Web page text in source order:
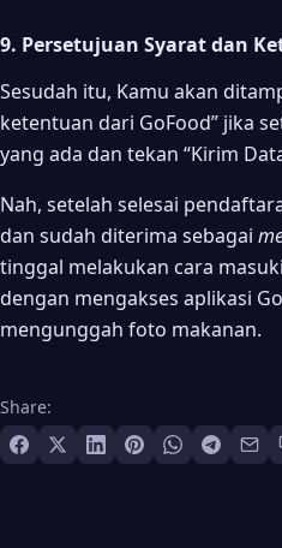
9. Persetujuan Syarat dan
Sesudah itu, Kamu akan
ketentuan dari GoFood” jika
yang ada dan tekan “Kirim
Nah, setelah selesai
dan sudah diterima sebagai
tinggal melakukan cara
dengan mengakses aplikasi
mengunggah foto makanan.
Share: